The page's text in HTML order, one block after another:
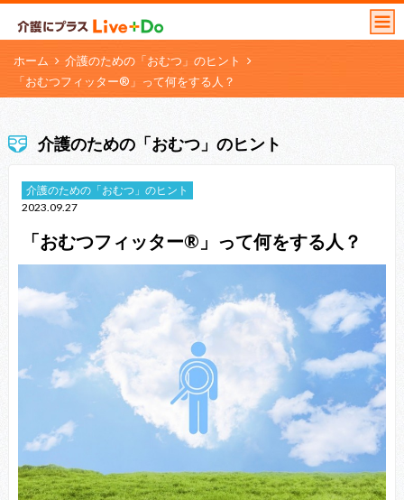
ホーム
介護のための「おむつ」のヒント
「おむつフィッター®」って何をする人？
介護のための「おむつ」のヒント
介護のための「おむつ」のヒント
2023.09.27
「おむつフィッター®」って何をする人？